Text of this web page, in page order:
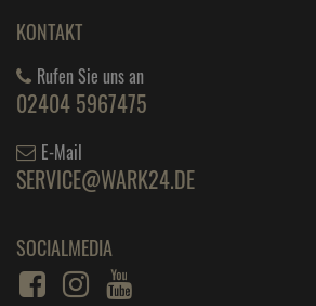
KONTAKT
Rufen Sie uns an
02404 5967475
E-Mail
SERVICE@WARK24.DE
SOCIALMEDIA